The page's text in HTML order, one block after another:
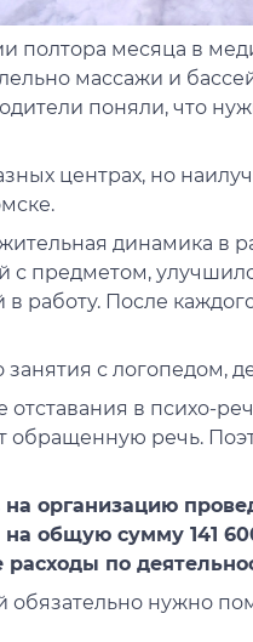
полтора месяца в
массажи и
поняли, что
центрах, но
динамика в
предметом,
работу. После
с логопедом,
отставания в психо-
обращенную речь.
организацию
общую сумму 141
по
обязательно нужно